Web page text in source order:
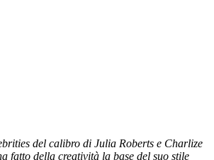
del calibro di Julia Roberts e Charlize
fatto della creatività la base del suo stile